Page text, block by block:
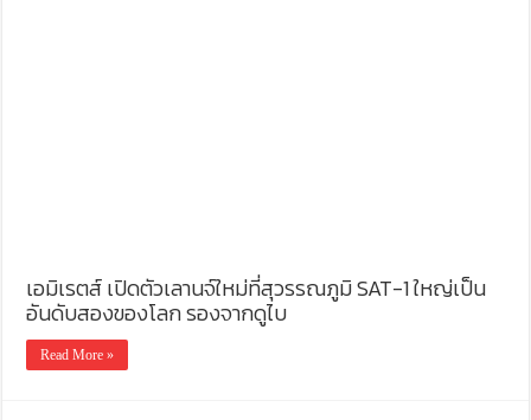
เอมิเรตส์ เปิดตัวเลานจ์ใหม่ที่สุวรรณภูมิ SAT-1 ใหญ่เป็น
อันดับสองของโลก รองจากดูไบ
Read More »